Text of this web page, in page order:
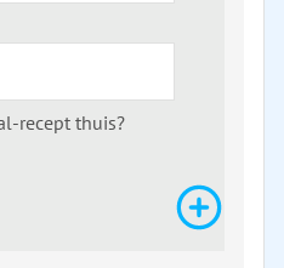
recept thuis?